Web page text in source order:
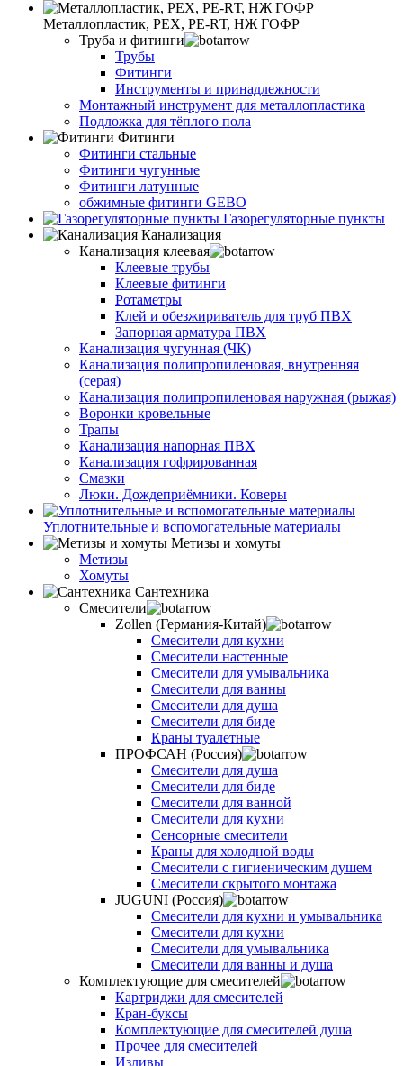
Металлопластик, РЕХ, РЕ-RТ, НЖ ГОФР
Труба и фитинги
Трубы
Фитинги
Инструменты и принадлежности
Монтажный инструмент для металлопластика
Подложка для тёплого пола
Фитинги
Фитинги стальные
Фитинги чугунные
Фитинги латунные
обжимные фитинги GEBO
Газорегуляторные пункты
Канализация
Канализация клеевая
Клеевые трубы
Клеевые фитинги
Ротаметры
Клей и обезжириватель для труб ПВХ
Запорная арматура ПВХ
Канализация чугунная (ЧК)
Канализация полипропиленовая, внутренняя
(серая)
Канализация полипропиленовая наружная (рыжая)
Воронки кровельные
Трапы
Канализация напорная ПВХ
Канализация гофрированная
Смазки
Люки. Дождеприёмники. Коверы
Уплотнительные и вспомогательные материалы
Метизы и хомуты
Метизы
Хомуты
Сантехника
Смесители
Zollen (Германия-Китай)
Смесители для кухни
Смесители настенные
Смесители для умывальника
Смесители для ванны
Смесители для душа
Смесители для биде
Краны туалетные
ПРОФСАН (Россия)
Смесители для душа
Смесители для биде
Смесители для ванной
Смесители для кухни
Сенсорные смесители
Краны для холодной воды
Смесители с гигиеническим душем
Смесители скрытого монтажа
JUGUNI (Россия)
Смесители для кухни и умывальника
Смесители для кухни
Смесители для умывальника
Смесители для ванны и душа
Комплектующие для смесителей
Картриджи для смесителей
Кран-буксы
Комплектующие для смесителей душа
Прочее для смесителей
Изливы